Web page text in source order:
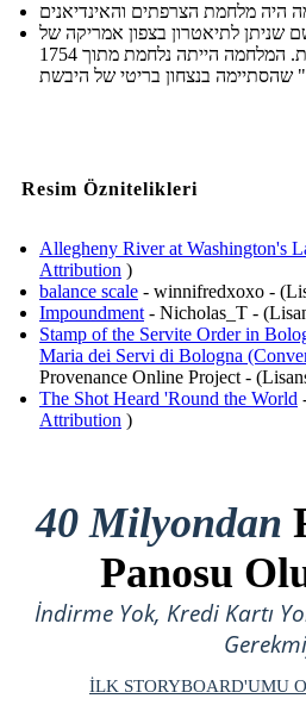
שניתן לתיאטרון בצפון אמריקה של
מלחמת שבע השנים, בין אנגליה וצרפת. המלחמה הייתה נלחמת מתוך 1754
Resim Öznitelikleri
Allegheny River at Washington's
Attribution )
balance scale - winnifredxoxo -
Impoundment - Nicholas_T -
Stamp of the Servite Order in
Maria dei Servi di Bologna
Provenance Online Project -
The Shot Heard 'Round the World
Attribution )
40 Milyondan
Panosu
İndirme Yok, Kredi Kartı
İLK STORYBOARD'UMU